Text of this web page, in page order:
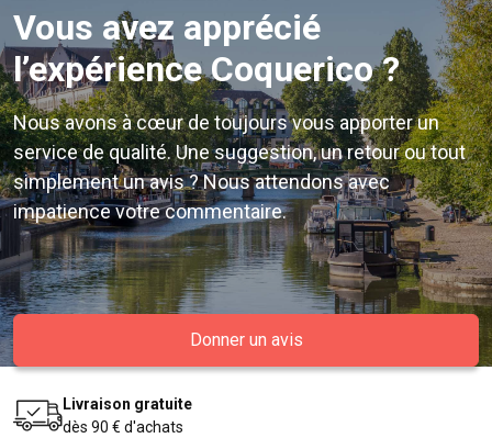
Vous avez apprécié
l’expérience Coquerico ?
Nous avons à cœur de toujours vous apporter un
service de qualité. Une suggestion, un retour ou tout
simplement un avis ? Nous attendons avec
impatience votre commentaire.
Donner un avis
Livraison gratuite
dès 90 € d'achats